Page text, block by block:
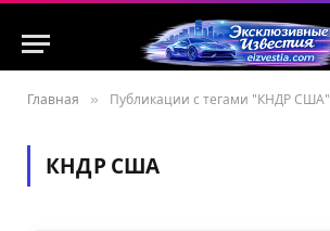
Главная » Публикации с тегами "КНДР США"
КНДР США